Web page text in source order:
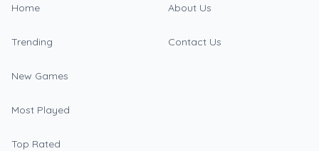
Home
Trending
New Games
Most Played
Top Rated
About Us
Contact Us